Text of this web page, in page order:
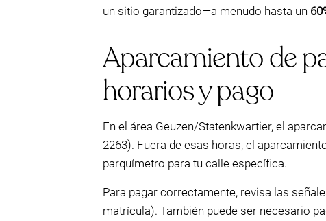
un sitio garantizado—a menudo hasta un
Aparcamiento de
horarios y pago
En el área Geuzen/Statenkwartier, el
2263). Fuera de esas horas, el
parquímetro para tu calle específica.
Para pagar correctamente, revisa las
matrícula). También puede ser necesario